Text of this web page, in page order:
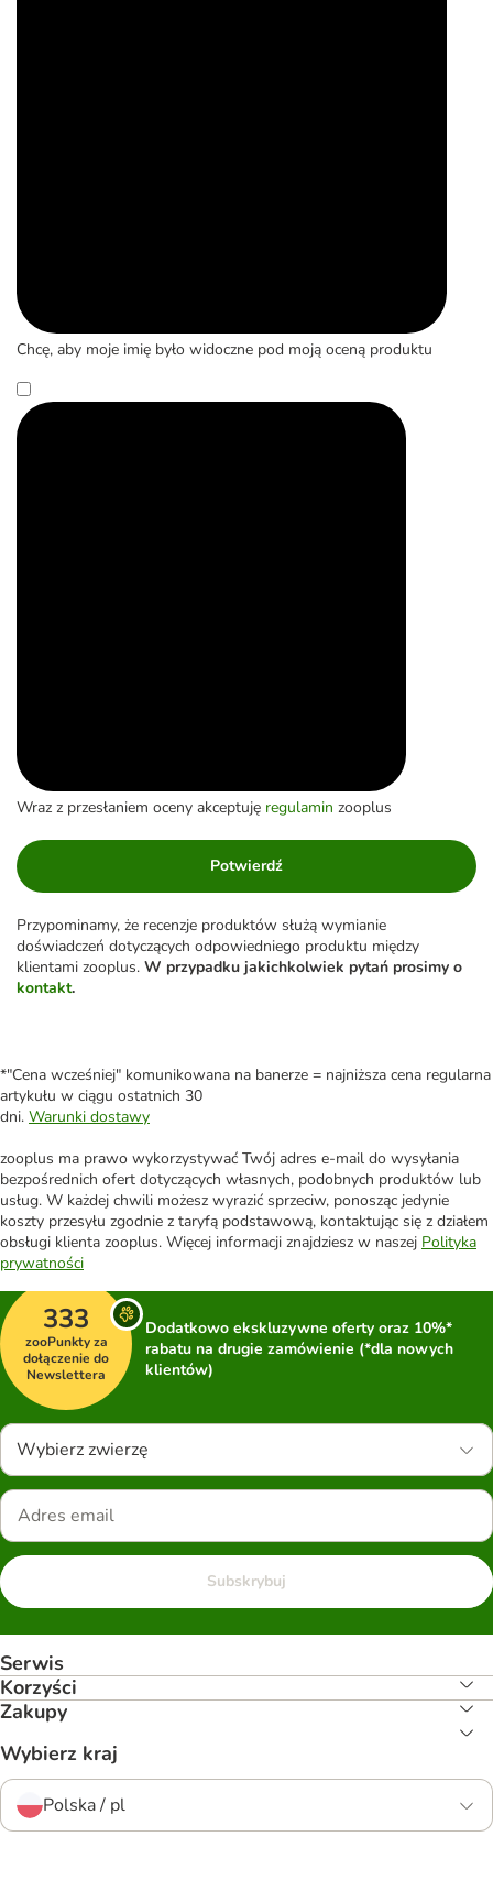
Chcę, aby moje imię było widoczne pod moją oceną produktu
Wraz z przesłaniem oceny akceptuję regulamin zooplus
Potwierdź
Przypominamy, że recenzje produktów służą wymianie
doświadczeń dotyczących odpowiedniego produktu między
klientami zooplus. W przypadku jakichkolwiek pytań prosimy o
kontakt.
*"Cena wcześniej" komunikowana na banerze = najniższa cena regularna
artykułu w ciągu ostatnich 30
dni. Warunki dostawy
zooplus ma prawo wykorzystywać Twój adres e-mail do wysyłania
bezpośrednich ofert dotyczących własnych, podobnych produktów lub
usług. W każdej chwili możesz wyrazić sprzeciw, ponosząc jedynie
koszty przesyłu zgodnie z taryfą podstawową, kontaktując się z działem
obsługi klienta zooplus. Więcej informacji znajdziesz w naszej Polityka
prywatności
333
zooPunkty za
dołączenie do
Newslettera
Dodatkowo ekskluzywne oferty oraz 10%*
rabatu na drugie zamówienie (*dla nowych
klientów)
Wybierz zwierzę
Subskrybuj
Serwis
Korzyści
Zakupy
Wybierz kraj
Polska / pl